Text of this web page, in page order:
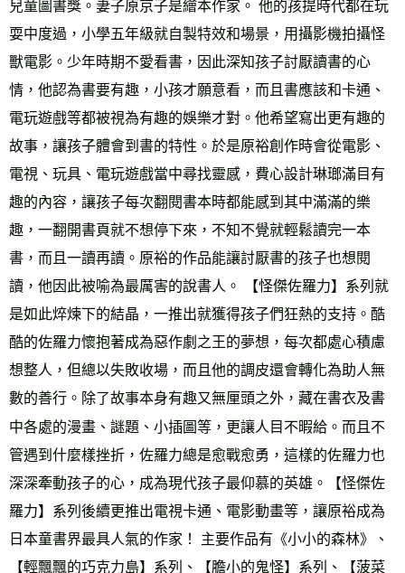
兒童圖書獎。妻子原京子是繪本作家。 他的孩提時代都在玩
耍中度過，小學五年級就自製特效和場景，用攝影機拍攝怪
獸電影。少年時期不愛看書，因此深知孩子討厭讀書的心
情，他認為書要有趣，小孩才願意看，而且書應該和卡通、
電玩遊戲等都被視為有趣的娛樂才對。他希望寫出更有趣的
故事，讓孩子體會到書的特性。於是原裕創作時會從電影、
電視、玩具、電玩遊戲當中尋找靈感，費心設計琳瑯滿目有
趣的內容，讓孩子每次翻閱書本時都能感到其中滿滿的樂
趣，一翻開書頁就不想停下來，不知不覺就輕鬆讀完一本
書，而且一讀再讀。原裕的作品能讓討厭書的孩子也想閱
讀，他因此被喻為最厲害的說書人。 【怪傑佐羅力】系列就
是如此焠煉下的結晶，一推出就獲得孩子們狂熱的支持。酷
酷的佐羅力懷抱著成為惡作劇之王的夢想，每次都處心積慮
想整人，但總以失敗收場，而且他的調皮還會轉化為助人無
數的善行。除了故事本身有趣又無厘頭之外，藏在書衣及書
中各處的漫畫、謎題、小插圖等，更讓人目不暇給。而且不
管遇到什麼樣挫折，佐羅力總是愈戰愈勇，這樣的佐羅力也
深深牽動孩子的心，成為現代孩子最仰慕的英雄。【怪傑佐
羅力】系列後續更推出電視卡通、電影動畫等，讓原裕成為
日本童書界最具人氣的作家！ 主要作品有《小小的森林》、
【輕飄飄的巧克力島】系列、【膽小的鬼怪】系列、【菠菜